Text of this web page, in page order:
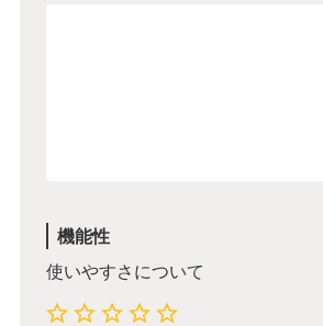
機能性
使いやすさについて